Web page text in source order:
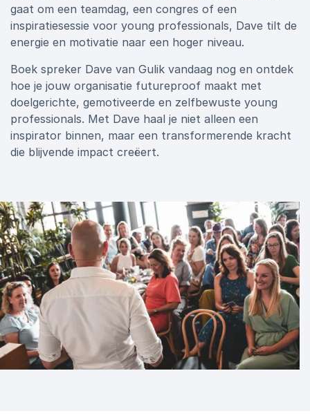
gaat om een teamdag, een congres of een
inspiratiesessie voor young professionals, Dave tilt de
energie en motivatie naar een hoger niveau.
Boek spreker Dave van Gulik vandaag nog en ontdek
hoe je jouw organisatie futureproof maakt met
doelgerichte, gemotiveerde en zelfbewuste young
professionals. Met Dave haal je niet alleen een
inspirator binnen, maar een transformerende kracht
die blijvende impact creëert.